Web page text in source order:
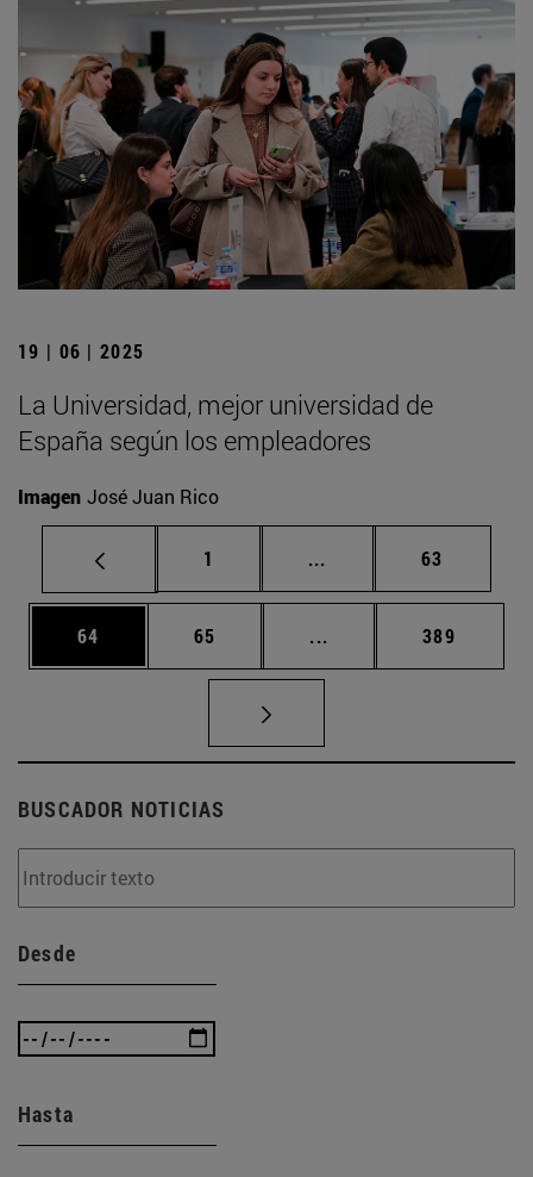
19 | 06 | 2025
La Universidad, mejor universidad de
España según los empleadores
Imagen José Juan Rico
Página
1 ... Páginas intermedias
Página
63
Página
64 Página
65 ... Páginas intermedias
Página
389
BUSCADOR NOTICIAS
Desde
Hasta